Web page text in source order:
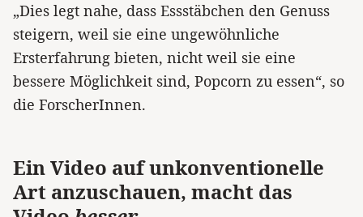
„Dies legt nahe, dass Essstäbchen den Genuss
steigern, weil sie eine ungewöhnliche
Ersterfahrung bieten, nicht weil sie eine
bessere Möglichkeit sind, Popcorn zu essen“, so
die ForscherInnen.
Ein Video auf unkonventionelle
Art anzuschauen, macht das